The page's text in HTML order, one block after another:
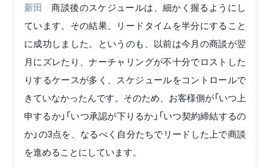
新田
商談後のスケジュールは、細かく握るようにし
ています。その結果、リードタイムを半分にすること
に成功しました。というのも、以前は今月の商談が翌
月にズレたり、ナーチャリングが不十分でロストした
りするケースが多く、スケジュールをコントロールで
きていなかったんです。そのため、お客様側が「いつ上
申するか」「いつ承認が下りるか」「いつ契約締結するの
か」の3点を、なるべく自分たちでリードした上で商談
を進めることにしています。